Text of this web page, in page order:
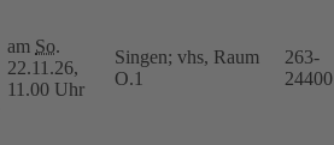
am So.
22.11.26,
11.00 Uhr
Singen; vhs, Raum
O.1
263-
24400